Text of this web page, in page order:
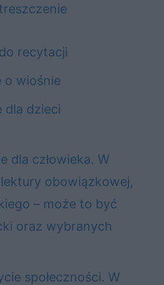
recytacji
o wiośnie
dla dzieci
dla człowieka. W
obowiązkowej,
– może to być
oraz wybranych
społeczności. W